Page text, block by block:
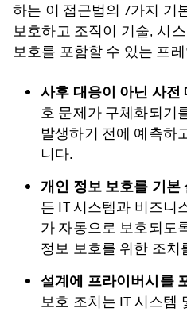
하는 이 접근법의 7가지 기
보호하고 조직이 기술, 시
보호를 포함할 수 있는 프
사후 대응이 아닌 사전
호 문제가 구체화되기
발생하기 전에 예측하
니다.
개인 정보 보호를 기
든 IT 시스템과 비즈니
가 자동으로 보호되도
정보 보호를 위한 조치
설계에 프라이버시를
보호 조치는 IT 시스템